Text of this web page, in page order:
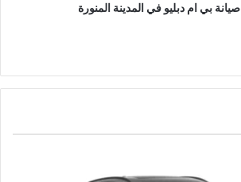
صيانة بي ام دبليو في المدينة المنورة